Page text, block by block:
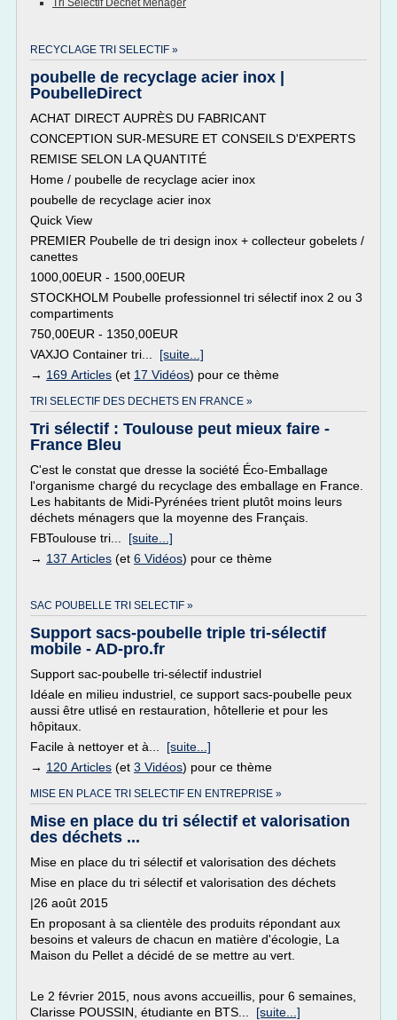
Tri Selectif Dechet Menager
RECYCLAGE TRI SELECTIF »
poubelle de recyclage acier inox |
PoubelleDirect
ACHAT DIRECT AUPRÈS DU FABRICANT
CONCEPTION SUR-MESURE ET CONSEILS D'EXPERTS
REMISE SELON LA QUANTITÉ
Home / poubelle de recyclage acier inox
poubelle de recyclage acier inox
Quick View
PREMIER Poubelle de tri design inox + collecteur gobelets /
canettes
1000,00EUR - 1500,00EUR
STOCKHOLM Poubelle professionnel tri sélectif inox 2 ou 3
compartiments
750,00EUR - 1350,00EUR
VAXJO Container tri... [suite...]
→ 169 Articles (et 17 Vidéos) pour ce thème
TRI SELECTIF DES DECHETS EN FRANCE »
Tri sélectif : Toulouse peut mieux faire -
France Bleu
C'est le constat que dresse la société Éco-Emballage
l'organisme chargé du recyclage des emballage en France.
Les habitants de Midi-Pyrénées trient plutôt moins leurs
déchets ménagers que la moyenne des Français.
FBToulouse tri... [suite...]
→ 137 Articles (et 6 Vidéos) pour ce thème
SAC POUBELLE TRI SELECTIF »
Support sacs-poubelle triple tri-sélectif
mobile - AD-pro.fr
Support sac-poubelle tri-sélectif industriel
Idéale en milieu industriel, ce support sacs-poubelle peux
aussi être utlisé en restauration, hôtellerie et pour les
hôpitaux.
Facile à nettoyer et à... [suite...]
→ 120 Articles (et 3 Vidéos) pour ce thème
MISE EN PLACE TRI SELECTIF EN ENTREPRISE »
Mise en place du tri sélectif et valorisation
des déchets ...
Mise en place du tri sélectif et valorisation des déchets
Mise en place du tri sélectif et valorisation des déchets
|26 août 2015
En proposant à sa clientèle des produits répondant aux
besoins et valeurs de chacun en matière d'écologie, La
Maison du Pellet a décidé de se mettre au vert.
Le 2 février 2015, nous avons accueillis, pour 6 semaines,
Clarisse POUSSIN, étudiante en BTS... [suite...]